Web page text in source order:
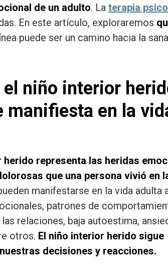
de un adulto. La terapia
En este artículo, exploraremos
puede ser un camino hacia la
el niño interior
manifiesta en la
herido representa las heridas
que una persona vivió en
manifestarse en la vida adulta
patrones de
relaciones, baja autoestima,
otros. El niño interior herido sigue
decisiones y reacciones.